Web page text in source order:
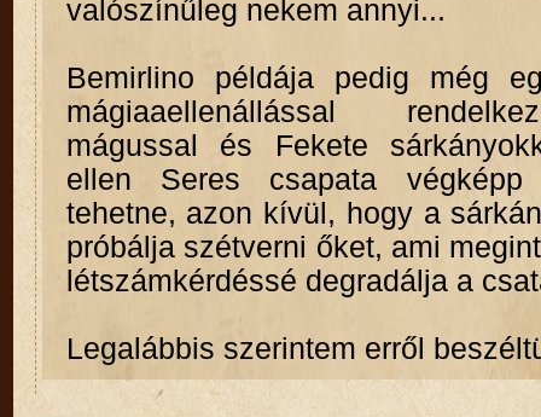
valószínűleg nekem annyi...
Bemirlino példája pedig még
mágiaaellenállással
mágussal és Fekete
ellen Seres csapata
tehetne, azon kívül, hogy a
próbálja szétverni őket, ami
létszámkérdéssé degradálja a
Legalábbis szerintem erről